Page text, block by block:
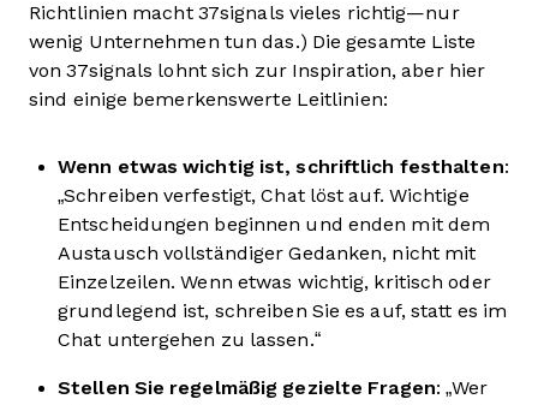
Richtlinien macht 37signals vieles richtig—nur
wenig Unternehmen tun das.) Die gesamte Liste
von 37signals lohnt sich zur Inspiration, aber hier
sind einige bemerkenswerte Leitlinien:
Wenn etwas wichtig ist, schriftlich festhalten:
„Schreiben verfestigt, Chat löst auf. Wichtige
Entscheidungen beginnen und enden mit dem
Austausch vollständiger Gedanken, nicht mit
Einzelzeilen. Wenn etwas wichtig, kritisch oder
grundlegend ist, schreiben Sie es auf, statt es im
Chat untergehen zu lassen.“
Stellen Sie regelmäßig gezielte Fragen: „Wer